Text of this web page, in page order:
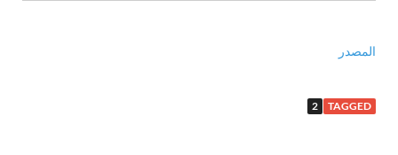
المصدر
TAGGED
2